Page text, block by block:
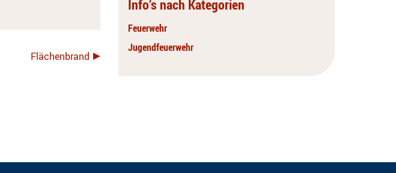
Flächenbrand
Info’s nach Kategorien
Feuerwehr
Jugendfeuerwehr